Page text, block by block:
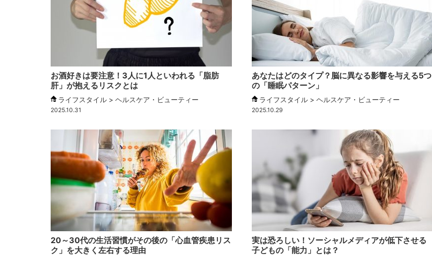
お酒好きは要注意！3人に1人といわれる「脂肪
肝」が抱えるリスクとは
ライフスタイル > ヘルスケア・ビューティー
2025.10.31
あなたはどのタイプ？脳に異なる影響を与える5つ
の「睡眠パターン」
ライフスタイル > ヘルスケア・ビューティー
2025.10.29
20～30代の生活習慣がその後の「心血管疾患リス
ク」を大きく左右する理由
実は恐ろしい！ソーシャルメディアが低下させる
子どもの「能力」とは？